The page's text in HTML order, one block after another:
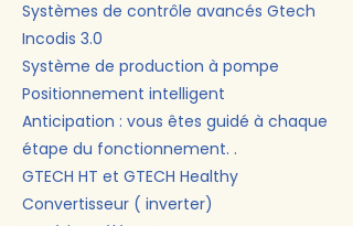
Systèmes de contrôle avancés Gtech
Incodis 3.0
Système de production à pompe
Positionnement intelligent
Anticipation : vous êtes guidé à chaque
étape du fonctionnement. .
GTECH HT et GTECH Healthy
Convertisseur ( inverter)